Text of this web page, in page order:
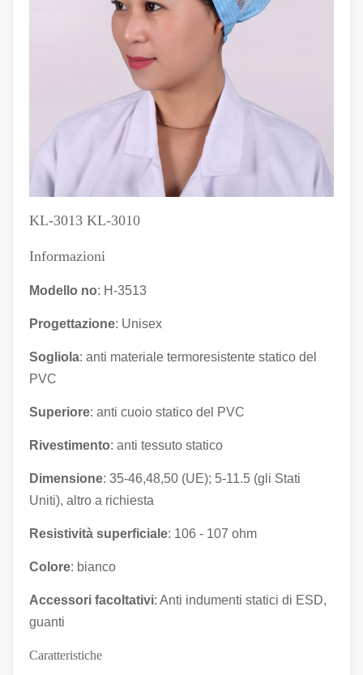
KL-3013 KL-3010
Informazioni
Modello no: H-3513
Progettazione: Unisex
Sogliola: anti materiale termoresistente statico del
PVC
Superiore: anti cuoio statico del PVC
Rivestimento: anti tessuto statico
Dimensione: 35-46,48,50 (UE); 5-11.5 (gli Stati
Uniti), altro a richiesta
Resistività superficiale: 106 - 107 ohm
Colore: bianco
Accessori facoltativi: Anti indumenti statici di ESD,
guanti
Caratteristiche